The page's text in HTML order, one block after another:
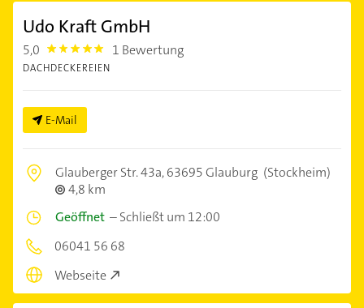
Udo Kraft GmbH
5,0 5.0 1 Bewertung
DACHDECKEREIEN
E-Mail
Glauberger Str. 43a,63695 Glauburg (Stockheim)
4,8 km
Geöffnet –Schließt um 12:00
06041 56 68
Webseite